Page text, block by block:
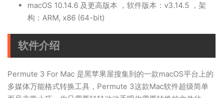
macOS 10.14.6 及更高版本 ，软件版本：v3.14.5 ，架
构：ARM, x86 (64-bit)
软件介绍
Permute 3 For Mac 是黑苹果屋搜集到的一款macOS平台上的
多媒体万能格式转换工具，Permute 3这款Mac软件超级简单